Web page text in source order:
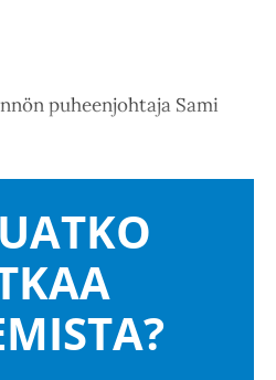
puheenjohtaja Sami